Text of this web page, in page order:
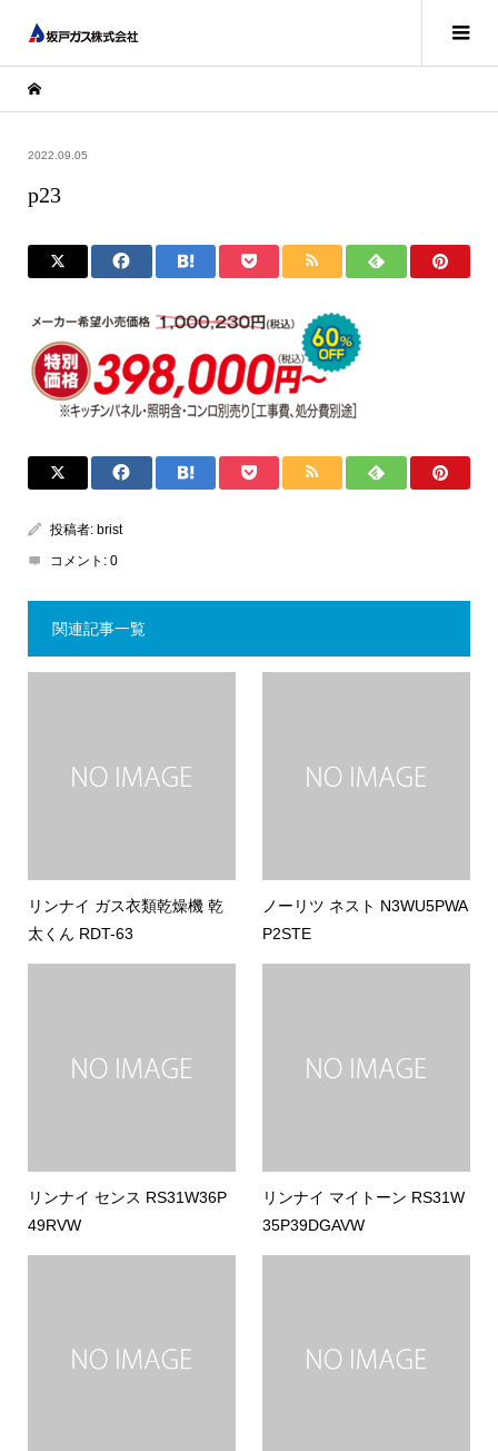
2022.09.05
p23
投稿者: brist
コメント: 0
関連記事一覧
リンナイ ガス衣類乾燥機 乾
太くん RDT-63
ノーリツ ネスト N3WU5PWA
P2STE
リンナイ センス RS31W36P
49RVW
リンナイ マイトーン RS31W
35P39DGAVW